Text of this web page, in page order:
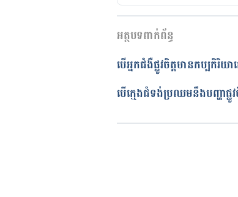
How to Be Kinder to
https://
Be Kinder to Yourself
កំណែ​ប្រែបច្ចុប្បន្ន
19/01/2023
អត្ថបទ​ដោយ
នូ សោភ័ណ្ឌ
ត្រួតពិនិត្យដោយ វេជ្ជ
បច្ចុប្បន្នភាពដោយ៖
ទូច
អត្ថបទពាក់ព័ន្ធ
បើអ្នកជំងឺផ្លូវចិត្តមានកប្បកិរិ
បើក្មេងជំទង់ប្រឈមនឹងបញ្ហាផ្